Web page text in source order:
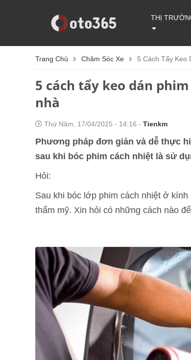
THỊ
Trang Chủ Chăm Sóc Xe 5 Cách Tẩy Keo
5 cách tẩy keo dán
nhà
Thứ Năm, 17/04/2025 - 14:16 - Tienkm
Phương pháp đơn giản và dễ thực
sau khi bóc phim cách nhiệt là sử
Hỏi:
Sau khi bóc lớp phim cách nhiệt ở
thẩm mỹ. Xin hỏi có những cách nào